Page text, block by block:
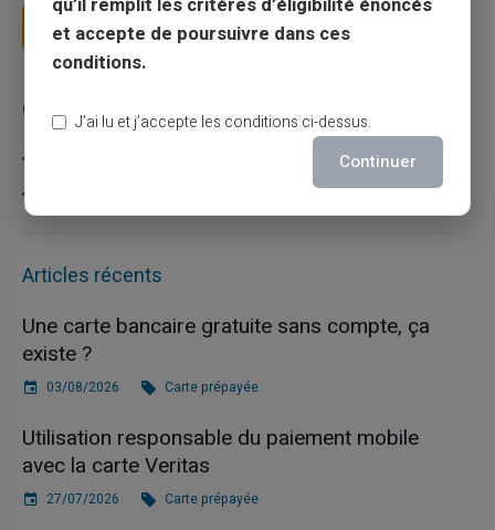
Lire la suite
Catégories
Articles récents
Une carte bancaire gratuite sans compte, ça
existe ?
03/08/2026 Carte prépayée
Utilisation responsable du paiement mobile
avec la carte Veritas
27/07/2026 Carte prépayée
qu’il remplit les critères d’éligibilité énoncés
et accepte de poursuivre dans ces
conditions.
J’ai lu et j’accepte les conditions ci-dessus.
Continuer